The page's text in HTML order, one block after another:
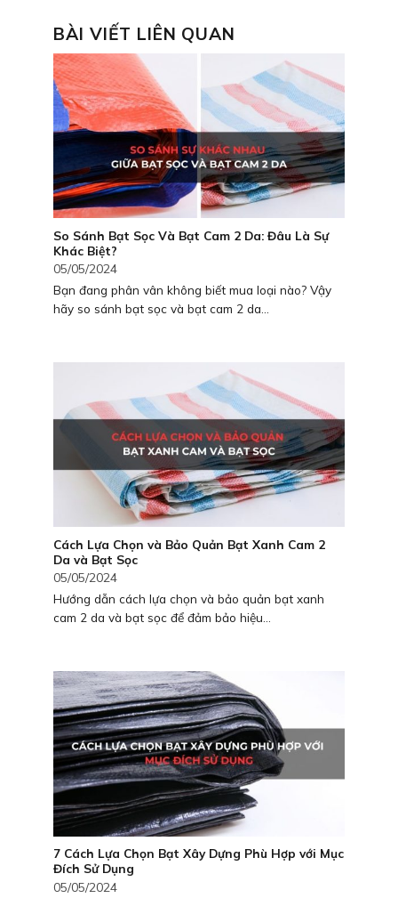
BÀI VIẾT LIÊN QUAN
So Sánh Bạt Sọc Và Bạt Cam 2 Da: Đâu Là Sự
Khác Biệt?
05/05/2024
Bạn đang phân vân không biết mua loại nào? Vậy
hãy so sánh bạt sọc và bạt cam 2 da...
Cách Lựa Chọn và Bảo Quản Bạt Xanh Cam 2
Da và Bạt Sọc
05/05/2024
Hướng dẫn cách lựa chọn và bảo quản bạt xanh
cam 2 da và bạt sọc để đảm bảo hiệu...
7 Cách Lựa Chọn Bạt Xây Dựng Phù Hợp với Mục
Đích Sử Dụng
05/05/2024